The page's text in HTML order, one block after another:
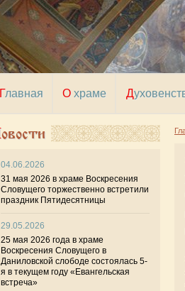
Главная О храме
Новости
04.06.2026
31 мая 2026 в храме Воскресения
Словущего торжественно встретили
праздник Пятидесятницы
29.05.2026
25 мая 2026 года в храме
Воскресения Словущего в
Даниловской слободе состоялась 5-
я в текущем году «Евангельская
встреча»